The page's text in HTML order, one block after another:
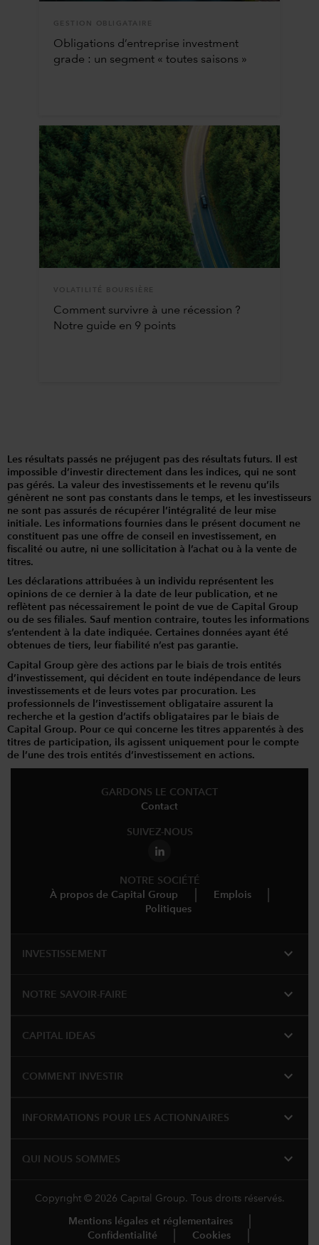
GESTION OBLIGATAIRE
Obligations d’entreprise investment
grade : un segment « toutes saisons »
VOLATILITÉ BOURSIÈRE
Comment survivre à une récession ?
Notre guide en 9 points
Les résultats passés ne préjugent pas des résultats futurs. Il est
impossible d’investir directement dans les indices, qui ne sont
pas gérés. La valeur des investissements et le revenu qu’ils
génèrent ne sont pas constants dans le temps, et les investisseurs
ne sont pas assurés de récupérer l’intégralité de leur mise
initiale. Les informations fournies dans le présent document ne
constituent pas une offre de conseil en investissement, en
fiscalité ou autre, ni une sollicitation à l’achat ou à la vente de
titres.
Les déclarations attribuées à un individu représentent les
opinions de ce dernier à la date de leur publication, et ne
reflètent pas nécessairement le point de vue de Capital Group
ou de ses filiales. Sauf mention contraire, toutes les informations
s’entendent à la date indiquée. Certaines données ayant été
obtenues de tiers, leur fiabilité n’est pas garantie.
Capital Group gère des actions par le biais de trois entités
d’investissement, qui décident en toute indépendance de leurs
investissements et de leurs votes par procuration. Les
professionnels de l’investissement obligataire assurent la
recherche et la gestion d’actifs obligataires par le biais de
Capital Group. Pour ce qui concerne les titres apparentés à des
titres de participation, ils agissent uniquement pour le compte
de l’une des trois entités d’investissement en actions.
GARDONS LE CONTACT
Contact
SUIVEZ-NOUS
NOTRE SOCIÉTÉ
À propos de Capital Group
Emplois
Politiques
INVESTISSEMENT expand_more
NOTRE SAVOIR-FAIRE expand_more
CAPITAL IDEAS expand_more
COMMENT INVESTIR expand_more
INFORMATIONS POUR LES ACTIONNAIRES expand_more
QUI NOUS SOMMES expand_more
Copyright © 2026 Capital Group. Tous droits réservés.
Mentions légales et réglementaires
Confidentialité
Cookies